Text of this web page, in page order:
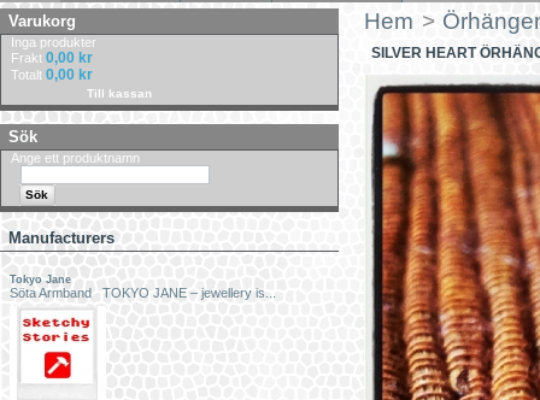
Varukorg
Inga produkter
Frakt 0,00 kr
Totalt 0,00 kr
Till kassan
Sök
Ange ett produktnamn
Manufacturers
Tokyo Jane
Söta Armband TOKYO JANE – jewellery is...
Hem >
SILVER HEART